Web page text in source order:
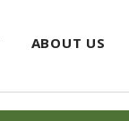
ABOUT US